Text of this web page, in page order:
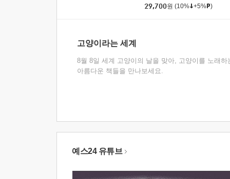
29,700원 (10% +5% )
고양이라는 세계
8월 8일 세계 고양이의 날을 맞아, 고양이를 노래하
아름다운 책들을 만나보세요.
예스24 유튜브